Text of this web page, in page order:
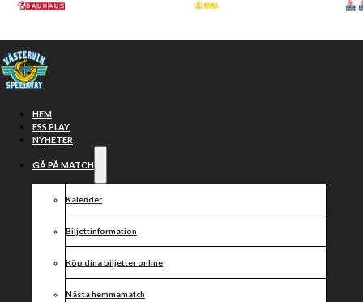
Hoppa till huvudinnehåll
HEM
ESS PLAY
NYHETER
GÅ PÅ MATCH
Kalender
Biljettinformation
Köp dina biljetter online
Nästa hemmamatch